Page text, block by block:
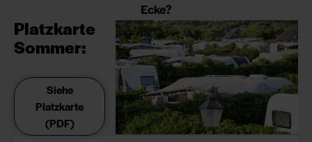
Ecke?
Platzkarte
Sommer:
Siehe
Platzkarte
(PDF)